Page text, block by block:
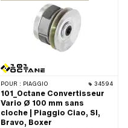
POUR : PIAGGIO 34594
101_Octane Convertisseur
Vario Ø 100 mm sans
cloche | Piaggio Ciao, SI,
Bravo, Boxer